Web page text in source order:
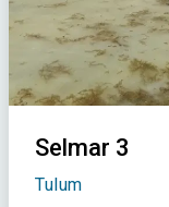
Selmar 3
Tulum